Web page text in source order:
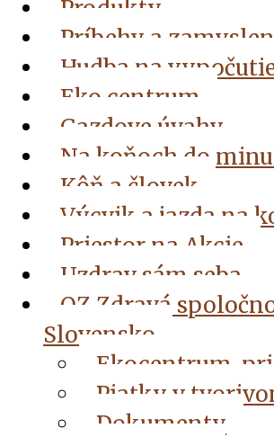
Produkty
Príbehy a
Hudba na
Eko centrum
Gazdove úvahy
Na koňoch do
Kôň a človek
Výcvik a jazda na
Priestor na Akcie
Uzdrav sám seba
OZ Zdravá
Slovensko
Ekocentrum,
Piatky v
Dokumenty